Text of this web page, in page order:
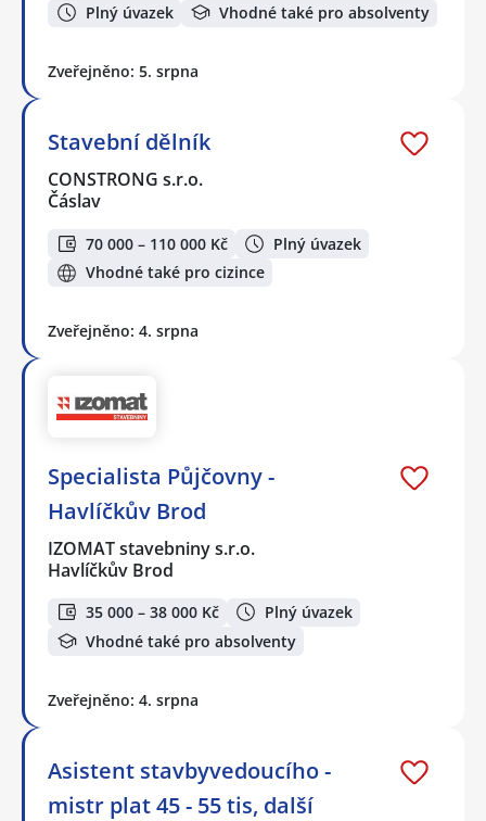
Plný úvazek Vhodné také pro absolventy
Zveřejněno: 5. srpna
Stavební dělník
CONSTRONG s.r.o.
Čáslav
70 000 – 110 000 Kč
Plný úvazek
Vhodné také pro cizince
Zveřejněno: 4. srpna
Specialista Půjčovny -
Havlíčkův Brod
IZOMAT stavebniny s.r.o.
Havlíčkův Brod
35 000 – 38 000 Kč
Plný úvazek
Vhodné také pro absolventy
Zveřejněno: 4. srpna
Asistent stavbyvedoucího -
mistr plat 45 - 55 tis, další